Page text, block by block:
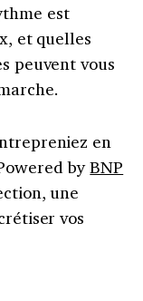
est
et quelles
peuvent vous
en
byBNP
une
vos